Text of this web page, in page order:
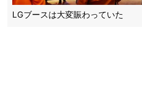
LGブースは大変賑わっていた